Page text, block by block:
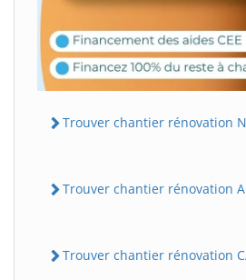
Trouver chantier rénovation
Trouver chantier rénovation
Trouver chantier rénovation